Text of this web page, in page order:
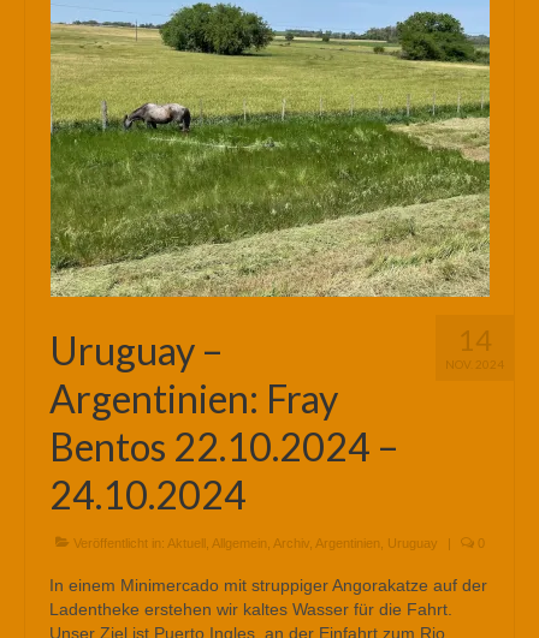
14
NOV. 2024
Uruguay –
Argentinien: Fray
Bentos 22.10.2024 –
24.10.2024
Veröffentlicht in: Aktuell Allgemein Archiv Argentinien Uruguay | 0
In einem Minimercado mit struppiger Angorakatze auf der
Ladentheke erstehen wir kaltes Wasser für die Fahrt.
Unser Ziel ist Puerto Ingles, an der Einfahrt zum Rio